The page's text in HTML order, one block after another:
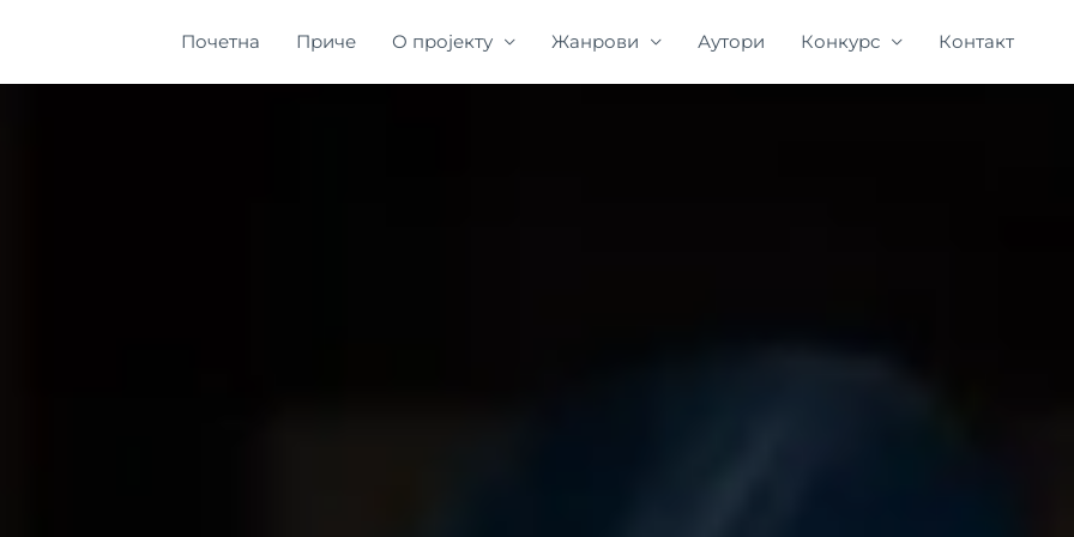
Почетна Приче О пројекту Жанрови Аутори Конкурс Контакт